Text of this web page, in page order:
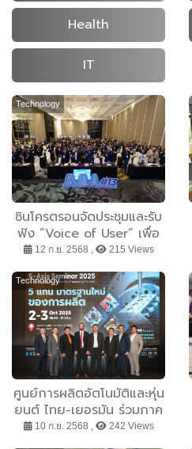
Health
IT
Technology
ซินโครตรอนจัดประชุมและรับ
ฟัง “Voice of User” เพื่อ
พัฒนาและยกระดับการให้
12 ก.ย. 2568 , 215 Views
Technology
ศูนย์การผลิตอัตโนมัติและหุ่น
ยนต์ ไทย-เยอรมัน ร่วมภาค
เอกชนและผู้เชี่ยวชาญทั่วโลก
10 ก.ย. 2568 , 242 Views